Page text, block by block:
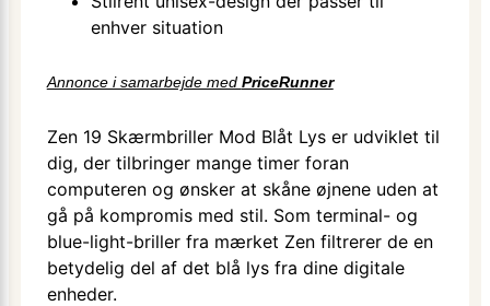
enhver situation
Annonce i samarbejde med PriceRunner
Zen 19 Skærmbriller Mod Blåt Lys er udviklet til
dig, der tilbringer mange timer foran
computeren og ønsker at skåne øjnene uden at
gå på kompromis med stil. Som terminal- og
blue-light-briller fra mærket Zen filtrerer de en
betydelig del af det blå lys fra dine digitale
enheder.